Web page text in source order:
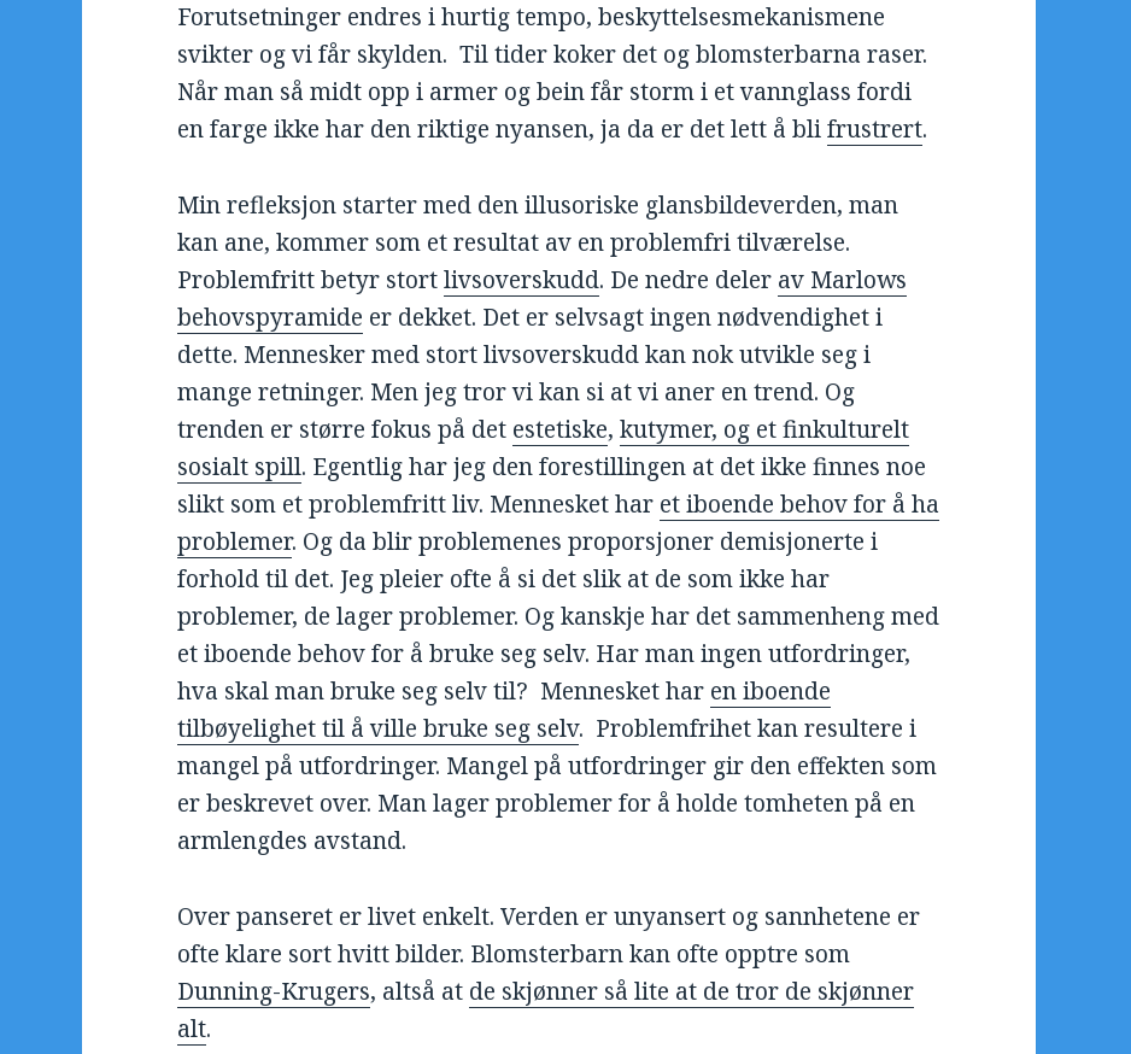
Forutsetninger endres i hurtig tempo, beskyttelsesmekanismene
svikter og vi får skylden. Til tider koker det og blomsterbarna raser.
Når man så midt opp i armer og bein får storm i et vannglass fordi
en farge ikke har den riktige nyansen, ja da er det lett å blifrustrert.
Min refleksjon starter med den illusoriske glansbildeverden, man
kan ane, kommer som et resultat av en problemfri tilværelse.
Problemfritt betyr stortlivsoverskudd. De nedre deler av Marlows
behovspyramide er dekket. Det er selvsagt ingen nødvendighet i
dette. Mennesker med stort livsoverskudd kan nok utvikle seg i
mange retninger. Men jeg tror vi kan si at vi aner en trend. Og
trenden er større fokus på det estetiske,kutymer, og et finkulturelt
sosialt spill. Egentlig har jeg den forestillingen at det ikke finnes noe
slikt som et problemfritt liv. Mennesket har et iboende behov for å ha
problemer. Og da blir problemenes proporsjoner demisjonerte i
forhold til det. Jeg pleier ofte å si det slik at de som ikke har
problemer, de lager problemer. Og kanskje har det sammenheng med
et iboende behov for å bruke seg selv. Har man ingen utfordringer,
hva skal man bruke seg selv til? Mennesket har en iboende
tilbøyelighet til å ville bruke seg selv. Problemfrihet kan resultere i
mangel på utfordringer. Mangel på utfordringer gir den effekten som
er beskrevet over. Man lager problemer for å holde tomheten på en
armlengdes avstand.
Over panseret er livet enkelt. Verden er unyansert og sannhetene er
ofte klare sort hvitt bilder. Blomsterbarn kan ofte opptre som
Dunning-Krugers, altså at de skjønner så lite at de tror de skjønner
alt.